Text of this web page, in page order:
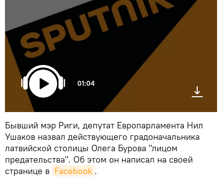
01:04
Бывший мэр Риги, депутат Европарламента Нил
Ушаков назвал действующего градоначальника
латвийской столицы Олега Бурова "лицом
предательства". Об этом он написал на своей
странице в Facebook .